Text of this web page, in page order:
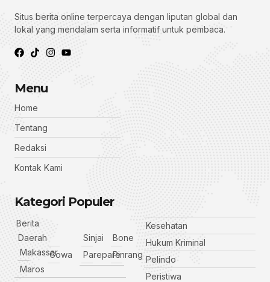
Situs berita online terpercaya dengan liputan global dan
lokal yang mendalam serta informatif untuk pembaca.
Menu
Home
Tentang
Redaksi
Kontak Kami
Kategori Populer
Berita
Daerah
Makassar
Maros
Gowa
Sinjai
Parepare
Bone
Pinrang
Kesehatan
Hukum Kriminal
Pelindo
Peristiwa